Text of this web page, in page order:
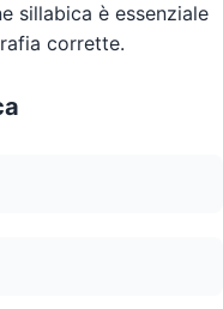
sillabica è essenziale
corrette.